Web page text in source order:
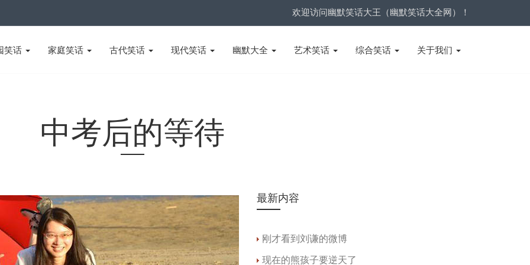
欢迎访问幽默笑话大王（幽默笑话大全网）！
笑话 家庭笑话 古代笑话 现代笑话 幽默大全 艺术笑话 综合笑话 关于我们
中考后的等待
最新内容
刚才看到刘谦的微博
现在的熊孩子要逆天了